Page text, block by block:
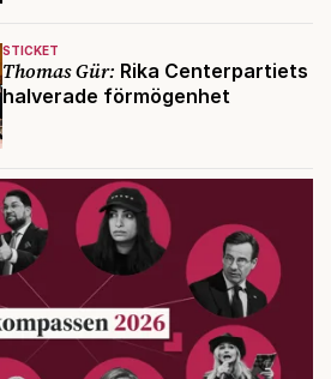
STICKET
Thomas Gür: Rika Centerpartiets
halverade förmögenhet